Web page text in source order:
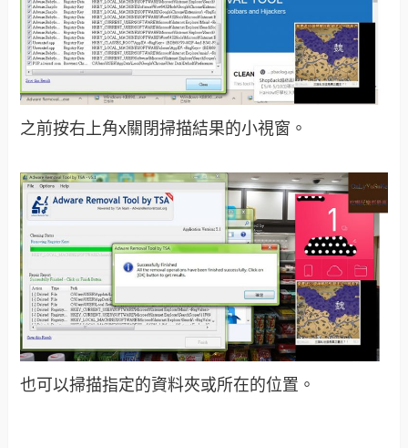
之前按右上角x關閉掃描結果的小視窗。
也可以掃描指定的資料夾或所在的位置。